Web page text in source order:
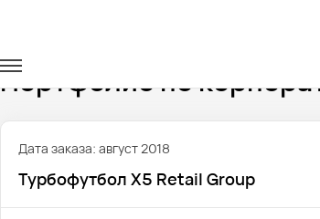
Портфолио по
Дата заказа: август 2018
Турбофутбол X5 Retail Group